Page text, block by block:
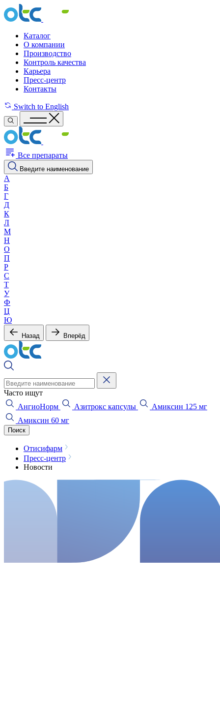
Каталог
О компании
Производство
Контроль качества
Карьера
Пресс-центр
Контакты
Switch to English
Все препараты
Введите наименование
А
Б
Г
Д
К
Л
М
Н
О
П
Р
С
Т
У
Ф
Ц
Ю
Назад Вперёд
Часто ищут
АнгиоНорм
Азитрокс капсулы
Амиксин 125 мг
Амиксин 60 мг
Поиск
Отисифарм
Пресс-центр
Новости